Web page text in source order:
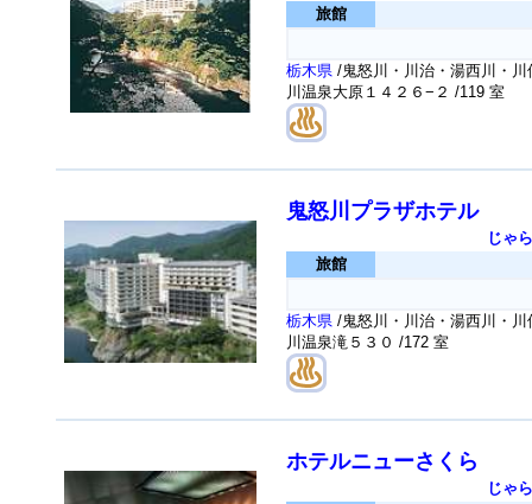
旅館
栃木県 /鬼怒川・川治・湯西川・
川温泉大原１４２６−２ /119 室
鬼怒川プラザホテル
じゃ
旅館
栃木県 /鬼怒川・川治・湯西川・
川温泉滝５３０ /172 室
ホテルニューさくら
じゃ